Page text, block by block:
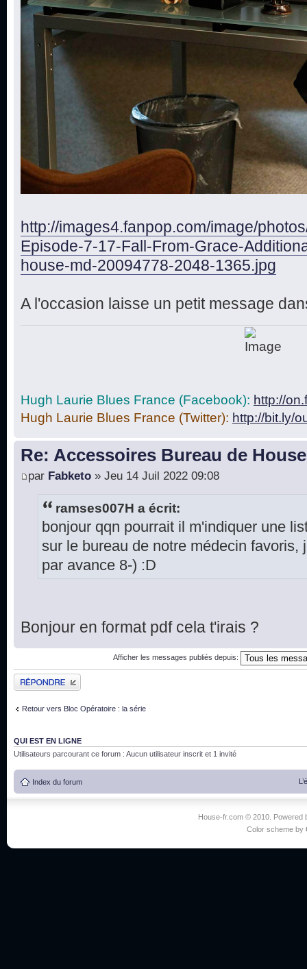
http://images4.fanpop.com/image/
Episode-7-17-Fall-From-Grace-
house-md-20094778-2048-1365.jpg
A l'occasion laisse un petit message
Hugh Laurie Blues France (Facebook): http://
Hugh Laurie Blues France (Twitter): http://bit.ly/
Re: Accessoires Bureau de House
par Fabketo » Jeu 14 Juil 2022 09:08
ramses007H a écrit:
bonjour qqn pourrait il m'indiquer une
sur le bureau de notre médecin favoris,
par avance 8-) :D
Bonjour en format pdf cela t'irais ?
Afficher les messages publiés depuis:
Publier une réponse
Retour vers Bloc Opératoire : la série
QUI EST EN LIGNE
Utilisateurs parcourant ce forum : Aucun utilisateur inscrit et 1 invité
Index du forum
House-fr.com © 2010. Powered
Color scheme by